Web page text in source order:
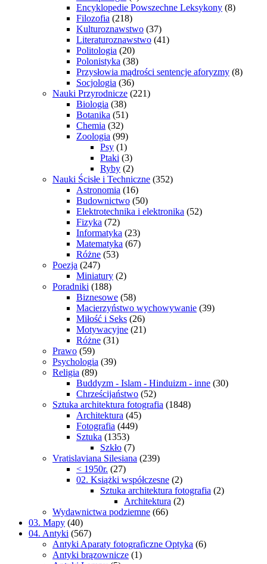
Encyklopedie Powszechne Leksykony (8)
Filozofia (218)
Kulturoznawstwo (37)
Literaturoznawstwo (41)
Politologia (20)
Polonistyka (38)
Przysłowia mądrości sentencje aforyzmy (8)
Socjologia (36)
Nauki Przyrodnicze (221)
Biologia (38)
Botanika (51)
Chemia (32)
Zoologia (99)
Psy (1)
Ptaki (3)
Ryby (2)
Nauki Ścisłe i Techniczne (352)
Astronomia (16)
Budownictwo (50)
Elektrotechnika i elektronika (52)
Fizyka (72)
Informatyka (23)
Matematyka (67)
Różne (53)
Poezja (247)
Miniatury (2)
Poradniki (188)
Biznesowe (58)
Macierzyństwo wychowywanie (39)
Miłość i Seks (26)
Motywacyjne (21)
Różne (31)
Prawo (59)
Psychologia (39)
Religia (89)
Buddyzm - Islam - Hinduizm - inne (30)
Chrześcijaństwo (52)
Sztuka architektura fotografia (1848)
Architektura (45)
Fotografia (449)
Sztuka (1353)
Szkło (7)
Vratislaviana Silesiana (239)
< 1950r. (27)
02. Książki współczesne (2)
Sztuka architektura fotografia (2)
Architektura (2)
Wydawnictwa podziemne (66)
03. Mapy (40)
04. Antyki (567)
Antyki Aparaty fotograficzne Optyka (6)
Antyki brązownicze (1)